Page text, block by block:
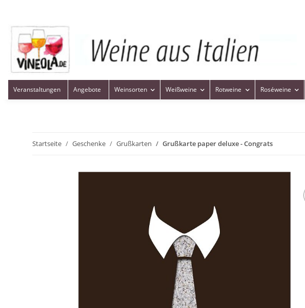
Veranstaltungen Angebote Weinsorten Weißweine Rotweine Roséweine
Startseite Geschenke Grußkarten Grußkarte paper deluxe - Congrats